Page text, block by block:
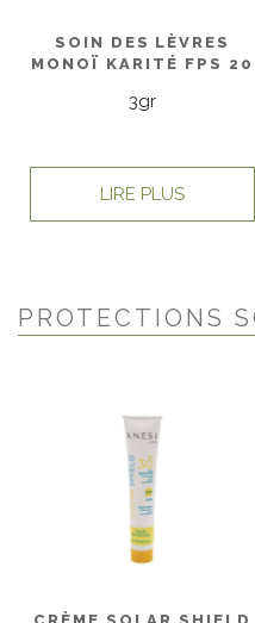
SOIN DES LÈVRES
MONOÏ KARITÉ FPS 20
3gr
LIRE PLUS
PROTECTIONS